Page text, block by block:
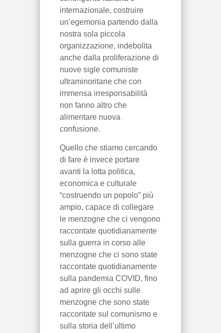
internazionale, costruire
un’egemonia partendo dalla
nostra sola piccola
organizzazione, indebolita
anche dalla proliferazione di
nuove sigle comuniste
ultraminoritarie che con
immensa irresponsabilità
non fanno altro che
alimentare nuova
confusione.
Quello che stiamo cercando
di fare è invece portare
avanti la lotta politica,
economica e culturale
“costruendo un popolo” più
ampio, capace di collegare
le menzogne che ci vengono
raccontate quotidianamente
sulla guerra in corso alle
menzogne che ci sono state
raccontate quotidianamente
sulla pandemia COVID, fino
ad aprire gli occhi sulle
menzogne che sono state
raccontate sul comunismo e
sulla storia dell’ultimo